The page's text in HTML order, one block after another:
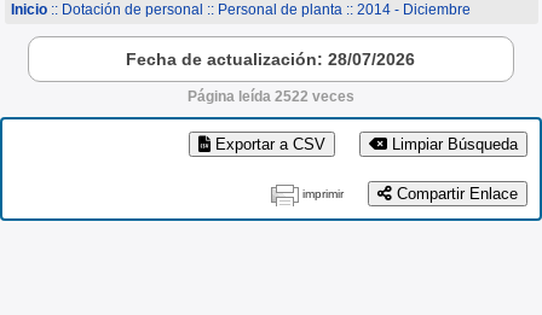
Inicio :: Dotación de personal :: Personal de planta :: 2014 - Diciembre
Fecha de actualización: 28/07/2026
Página leída 2522 veces
Limpiar Búsqueda
Exportar a CSV
Compartir Enlace
imprimir